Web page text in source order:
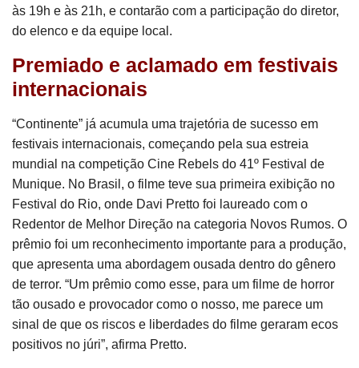
às 19h e às 21h, e contarão com a participação do diretor,
do elenco e da equipe local.
Premiado e aclamado em festivais
internacionais
“Continente” já acumula uma trajetória de sucesso em
festivais internacionais, começando pela sua estreia
mundial na competição Cine Rebels do 41º Festival de
Munique. No Brasil, o filme teve sua primeira exibição no
Festival do Rio, onde Davi Pretto foi laureado com o
Redentor de Melhor Direção na categoria Novos Rumos. O
prêmio foi um reconhecimento importante para a produção,
que apresenta uma abordagem ousada dentro do gênero
de terror. “Um prêmio como esse, para um filme de horror
tão ousado e provocador como o nosso, me parece um
sinal de que os riscos e liberdades do filme geraram ecos
positivos no júri”, afirma Pretto.